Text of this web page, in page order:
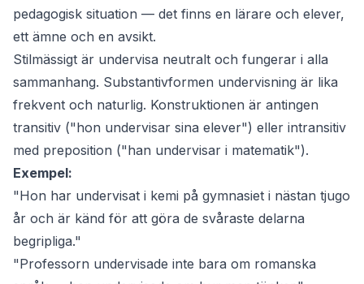
pedagogisk situation — det finns en lärare och elever,
ett ämne och en avsikt.
Stilmässigt är undervisa neutralt och fungerar i alla
sammanhang. Substantivformen undervisning är lika
frekvent och naturlig. Konstruktionen är antingen
transitiv ("hon undervisar sina elever") eller intransitiv
med preposition ("han undervisar i matematik").
Exempel:
"Hon har undervisat i kemi på gymnasiet i nästan tjugo
år och är känd för att göra de svåraste delarna
begripliga."
"Professorn undervisade inte bara om romanska